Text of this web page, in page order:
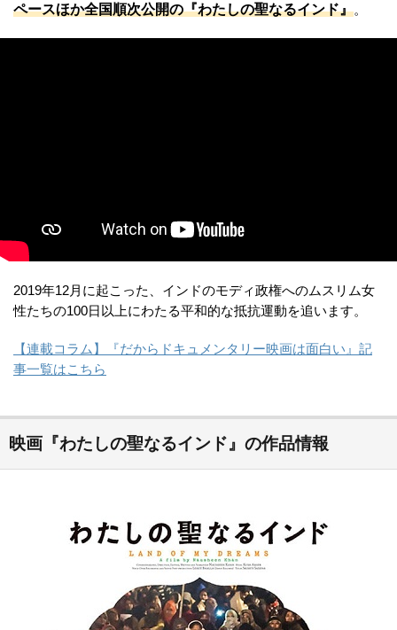
ペースほか全国順次公開の『わたしの聖なるインド』。
2019年12月に起こった、インドのモディ政権へのムスリム女
性たちの100日以上にわたる平和的な抵抗運動を追います。
【連載コラム】『だからドキュメンタリー映画は面白い』記
事一覧はこちら
映画『わたしの聖なるインド』の作品情報